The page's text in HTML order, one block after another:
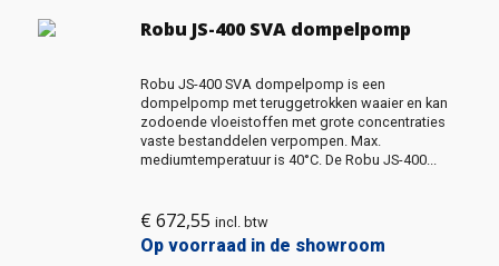
Robu JS-400 SVA dompelpomp
Robu JS-400 SVA dompelpomp is een
dompelpomp met teruggetrokken waaier en kan
zodoende vloeistoffen met grote concentraties
vaste bestanddelen verpompen. Max.
mediumtemperatuur is 40°C. De Robu JS-400...
€ 672,55 incl. btw
Op voorraad in de showroom